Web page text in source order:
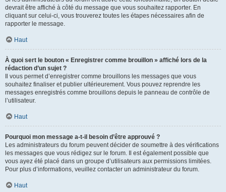
devrait être affiché à côté du message que vous souhaitez rapporter. En
cliquant sur celui-ci, vous trouverez toutes les étapes nécessaires afin de
rapporter le message.
Haut
À quoi sert le bouton « Enregistrer comme brouillon » affiché lors de la
rédaction d’un sujet ?
Il vous permet d’enregistrer comme brouillons les messages que vous
souhaitez finaliser et publier ultérieurement. Vous pouvez reprendre les
messages enregistrés comme brouillons depuis le panneau de contrôle de
l’utilisateur.
Haut
Pourquoi mon message a-t-il besoin d’être approuvé ?
Les administrateurs du forum peuvent décider de soumettre à des vérifications
les messages que vous rédigez sur le forum. Il est également possible que
vous ayez été placé dans un groupe d’utilisateurs aux permissions limitées.
Pour plus d’informations, veuillez contacter un administrateur du forum.
Haut